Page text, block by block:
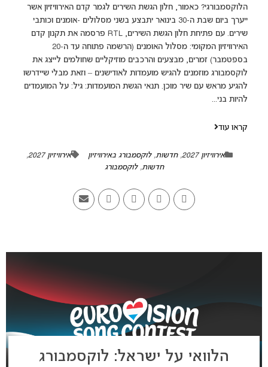
הלוקסמבורגי? כאמור, חלון הגשת השירים לגמר קדם האירוויזיון אשר
ייערך ביום שבת ה-30 בינואר יתבצע בשני מסלולים -אומנים וכותבי
שירים. עם פתיחת חלון הגשת השירים, RTL פרסמה את תקנון קדם
האירוויזיון המקומי: מסלול האומנים (הרשמה פתוחה עד ה-20
בספטמבר) זמרים, מבצעים והרכבים מוזיקליים שחולמים לייצג את
לוקסמבורג מוזמנים להגיש מועמדות לאודישנים – וזאת מבלי שיידרשו
להגיע מראש עם שיר מוכן. תנאי הגשת המועמדות: גיל: על המועמדים
להיות בני...
קראו עוד
אירוויזיון 2027 ,חדשות,לוקסמבורג באירוויזיון אירוויזיון 2027
,
חדשות,לוקסמבורג
הלוואי על ישראל: לוקסמבורג